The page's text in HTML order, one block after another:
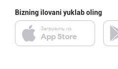
Bizning ilovani yuklab oling